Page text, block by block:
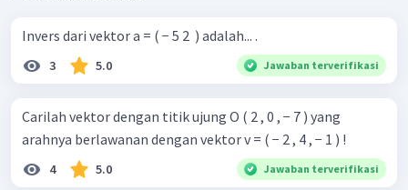
Invers dari vektor a = ( − 5 2 ​ ) adalah... .
3 5.0 Jawaban terverifikasi
Carilah vektor dengan titik ujung O ( 2 , 0 , − 7 ) yang
arahnya berlawanan dengan vektor v = ( − 2 , 4 , − 1 ) !
4 5.0 Jawaban terverifikasi